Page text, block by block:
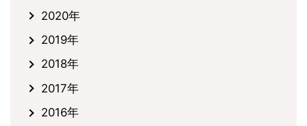
2020年
2019年
2018年
2017年
2016年